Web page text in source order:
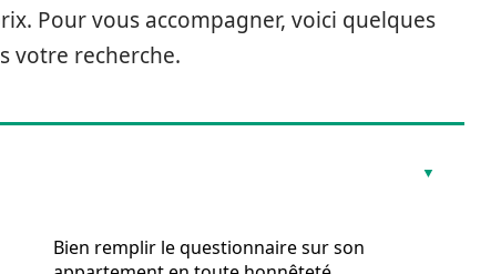
Pour vous accompagner, voici quelques
votre recherche.
Bien remplir le questionnaire sur son